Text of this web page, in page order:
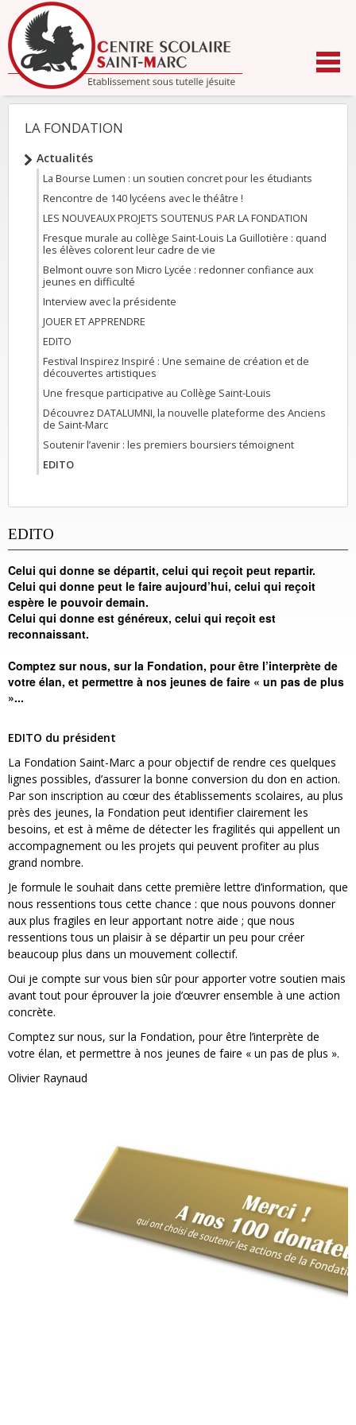
contenu.
|
Aller
à
la
navigation
NAVIGATION
LA FONDATION
Actualités
La Bourse Lumen : un soutien concret pour les étudiants
Rencontre de 140 lycéens avec le théâtre !
LES NOUVEAUX PROJETS SOUTENUS PAR LA FONDATION
Fresque murale au collège Saint-Louis La Guillotière : quand
les élèves colorent leur cadre de vie
Belmont ouvre son Micro Lycée : redonner confiance aux
jeunes en difficulté
Interview avec la présidente
JOUER ET APPRENDRE
EDITO
Festival Inspirez Inspiré : Une semaine de création et de
découvertes artistiques
Une fresque participative au Collège Saint-Louis
Découvrez DATALUMNI, la nouvelle plateforme des Anciens
de Saint-Marc
Soutenir l’avenir : les premiers boursiers témoignent
EDITO
EDITO
Celui qui donne se départit, celui qui reçoit peut repartir.
Celui qui donne peut le faire aujourd’hui, celui qui reçoit
espère le pouvoir demain.
Celui qui donne est généreux, celui qui reçoit est
reconnaissant.
Comptez sur nous, sur la Fondation, pour être l’interprète de
votre élan, et permettre à nos jeunes de faire « un pas de plus
»...
EDITO du président
La Fondation Saint-Marc a pour objectif de rendre ces quelques
lignes possibles, d’assurer la bonne conversion du don en action.
Par son inscription au cœur des établissements scolaires, au plus
près des jeunes, la Fondation peut identifier clairement les
besoins, et est à même de détecter les fragilités qui appellent un
accompagnement ou les projets qui peuvent profiter au plus
grand nombre.
Je formule le souhait dans cette première lettre d’information, que
nous ressentions tous cette chance : que nous pouvons donner
aux plus fragiles en leur apportant notre aide ; que nous
ressentions tous un plaisir à se départir un peu pour créer
beaucoup plus dans un mouvement collectif.
Oui je compte sur vous bien sûr pour apporter votre soutien mais
avant tout pour éprouver la joie d’œuvrer ensemble à une action
concrète.
Comptez sur nous, sur la Fondation, pour être l’interprète de
votre élan, et permettre à nos jeunes de faire « un pas de plus ».
Olivier Raynaud